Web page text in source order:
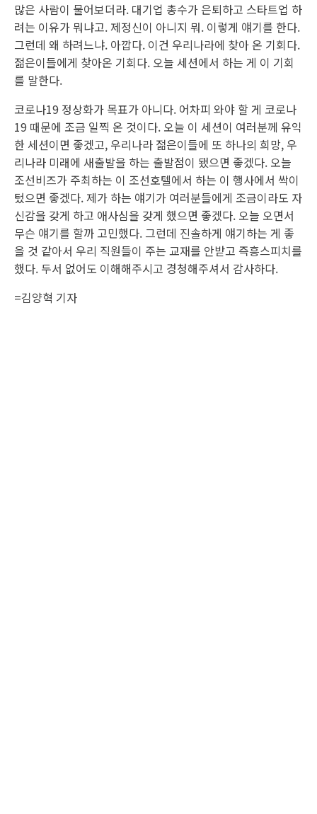
많은 사람이 물어보더라. 대기업 총수가 은퇴하고 스타트업 하
려는 이유가 뭐냐고. 제정신이 아니지 뭐. 이렇게 얘기를 한다.
그런데 왜 하려느냐. 아깝다. 이건 우리나라에 찾아 온 기회다.
젊은이들에게 찾아온 기회다. 오늘 세션에서 하는 게 이 기회
를 말한다.
코로나19 정상화가 목표가 아니다. 어차피 와야 할 게 코로나
19 때문에 조금 일찍 온 것이다. 오늘 이 세션이 여러분께 유익
한 세션이면 좋겠고, 우리나라 젊은이들에 또 하나의 희망, 우
리나라 미래에 새출발을 하는 출발점이 됐으면 좋겠다. 오늘
조선비즈가 주최하는 이 조선호텔에서 하는 이 행사에서 싹이
텄으면 좋겠다. 제가 하는 얘기가 여러분들에게 조금이라도 자
신감을 갖게 하고 애사심을 갖게 했으면 좋겠다. 오늘 오면서
무슨 얘기를 할까 고민했다. 그런데 진솔하게 얘기하는 게 좋
을 것 같아서 우리 직원들이 주는 교재를 안받고 즉흥스피치를
했다. 두서 없어도 이해해주시고 경청해주셔서 감사하다.
=김양혁 기자